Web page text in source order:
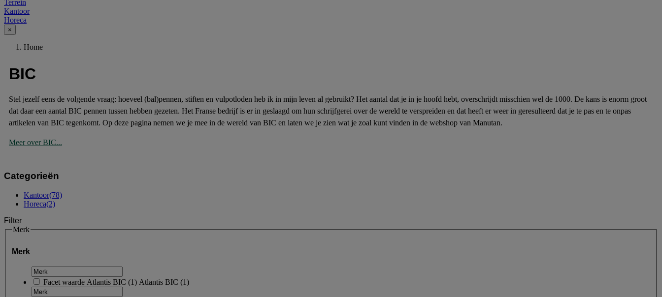
Terrein
Kantoor
Horeca
×
Home
BIC
Stel jezelf eens de volgende vraag: hoeveel (bal)pennen, stiften en vulpotloden heb ik in mijn leven al gebruikt? Het aantal dat je in je hoofd hebt, overschrijdt misschien wel de 1000. De kans is enorm groot
dat daar een aantal BIC pennen tussen hebben gezeten. Het Franse bedrijf is er in geslaagd om hun schrijfgerei over de wereld te verspreiden en dat heeft er weer in geresulteerd dat je te pas en te onpas
artikelen van BIC tegenkomt. Op deze pagina nemen we je mee in de wereld van BIC en laten we je zien wat je zoal kunt vinden in de webshop van Manutan.
Meer over BIC...
Categorieën
Kantoor(78)
Horeca(2)
Filter
Merk
Merk
Facet waarde Atlantis BIC (1) Atlantis BIC (1)